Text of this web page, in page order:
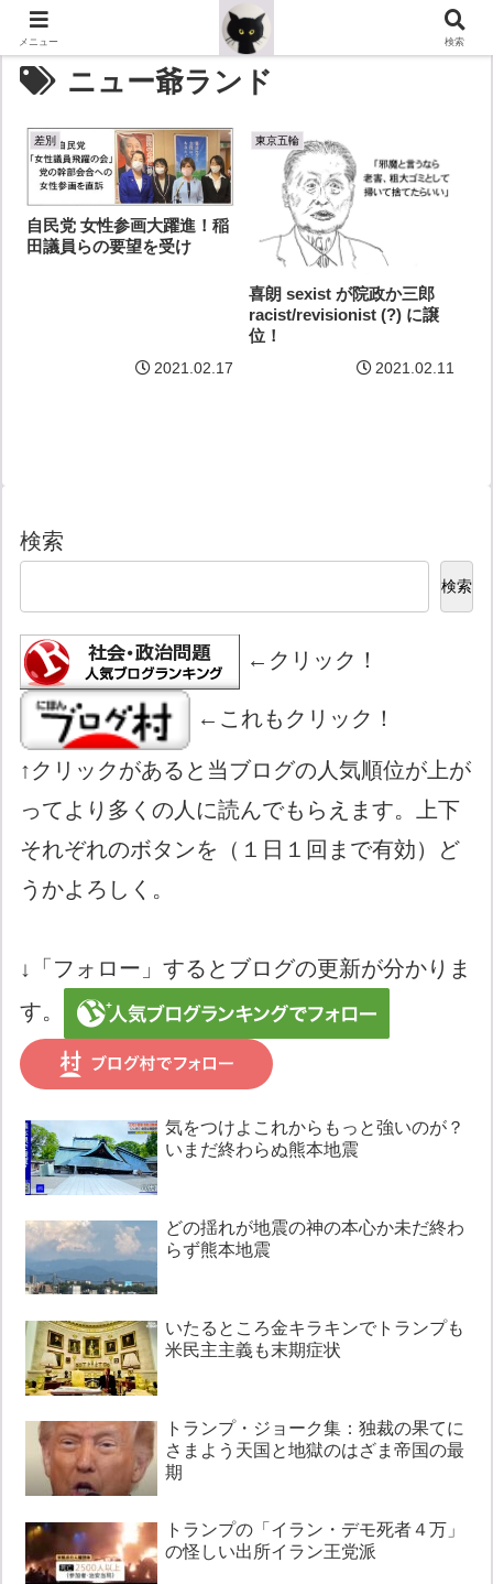
ニュー爺ランド
差別
自民党 女性参画大躍進！稲
田議員らの要望を受け
2021.02.17
東京五輪
喜朗 sexist が院政か三郎
racist/revisionist (?) に譲
位！
2021.02.11
検索
検索
←クリック！
←これもクリック！
↑クリックがあると当ブログの人気順位が上が
ってより多くの人に読んでもらえます。上下
それぞれのボタンを（１日１回まで有効）ど
うかよろしく。
↓「フォロー」するとブログの更新が分かりま
す。
気をつけよこれからもっと強いのが？
いまだ終わらぬ熊本地震
どの揺れが地震の神の本心か未だ終わ
らず熊本地震
いたるところ金キラキンでトランプも
米民主主義も末期症状
トランプ・ジョーク集：独裁の果てに
さまよう天国と地獄のはざま帝国の最
期
トランプの「イラン・デモ死者４万」
の怪しい出所イラン王党派
メニュー 検索